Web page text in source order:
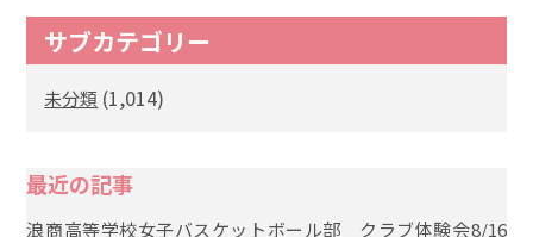
サブカテゴリー
未分類 (1,014)
最近の記事
浪商高等学校女子バスケットボール部 クラブ体験会8/16